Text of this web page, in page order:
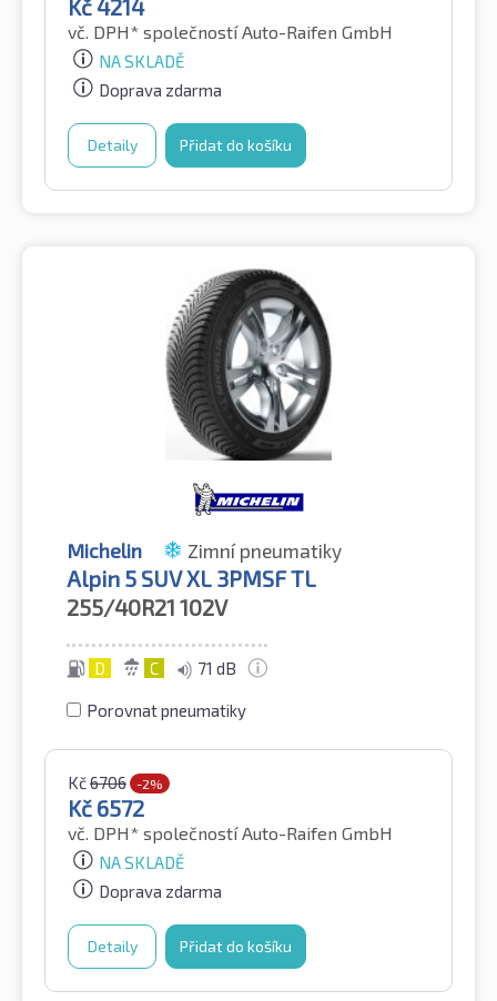
Kč4214
vč. DPH* společností Auto-Raifen GmbH
NA SKLADĚ
Doprava zdarma
Detaily Přidat do košíku
Michelin Zimní pneumatiky
Alpin 5 SUV XL 3PMSF TL
255/40R21 102V
D C 71 dB
Porovnat pneumatiky
Kč6706 -2%
Kč 6572
vč. DPH* společností Auto-Raifen GmbH
NA SKLADĚ
Doprava zdarma
Detaily Přidat do košíku